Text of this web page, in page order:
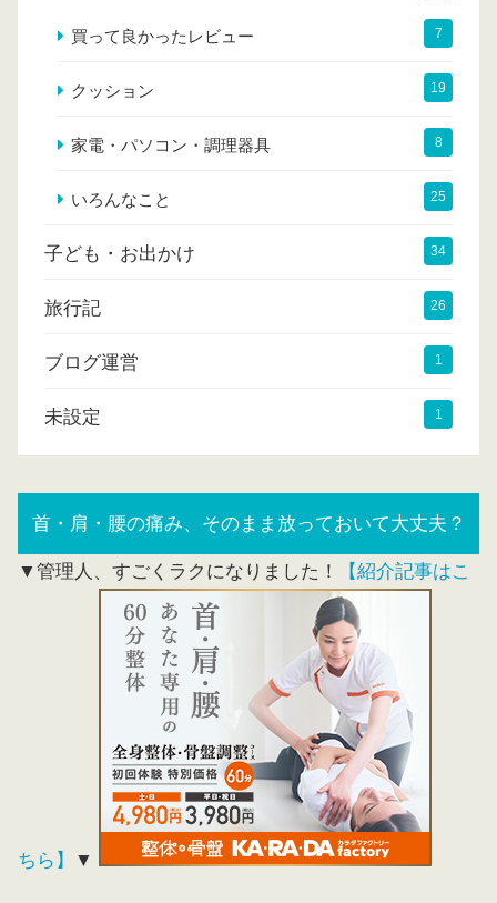
買って良かったレビュー 7
クッション 19
家電・パソコン・調理器具 8
いろんなこと 25
子ども・お出かけ 34
旅行記 26
ブログ運営 1
未設定 1
首・肩・腰の痛み、そのまま放っておいて大丈夫？
▼管理人、すごくラクになりました！ 【紹介記事はこ
ちら】 ▼